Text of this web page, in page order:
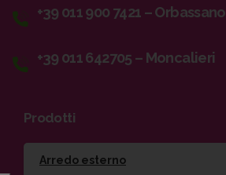
+39 011 900 7421 – Orbassano
+39 011 642705 – Moncalieri
Prodotti
Arredo esterno